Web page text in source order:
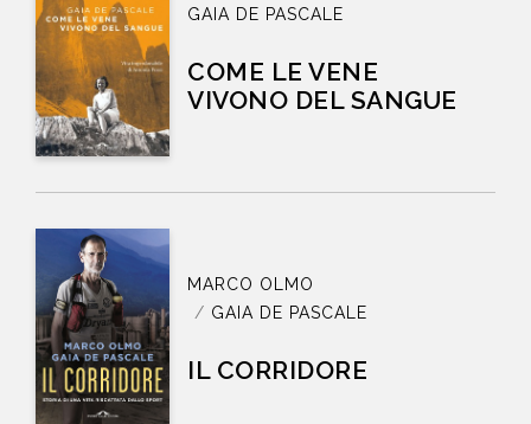
GAIA DE PASCALE
COME LE VENE
VIVONO DEL SANGUE
MARCO OLMO
GAIA DE PASCALE
IL CORRIDORE